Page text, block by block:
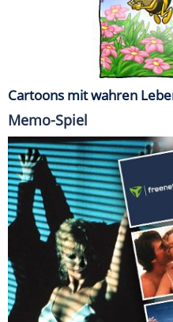
Cartoons mit wahren
Memo-Spiel